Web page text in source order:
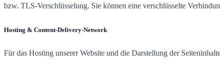
bzw. TLS-Verschlüsselung. Sie können eine verschlüsselte
Hosting & Content-Delivery-Network
Für das Hosting unserer Website und die Darstellung der